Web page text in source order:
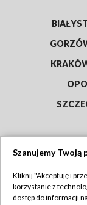
Szanujemy Twoją
Kliknij "Akceptuję i
korzystanie z
dostęp do informacji